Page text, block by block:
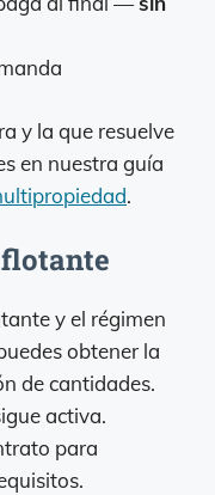
y la que resuelve
en nuestra guía
.
y el régimen
obtener la
de cantidades.
activa.
para